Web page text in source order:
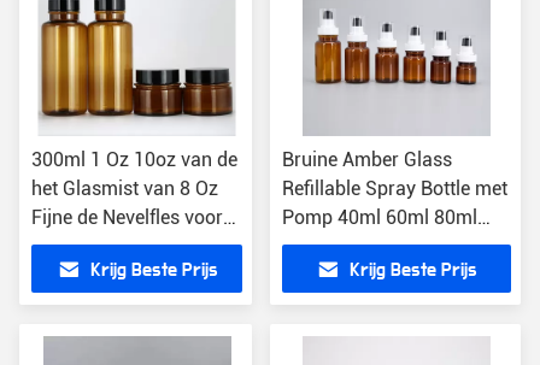
300ml 1 Oz 10oz van de
het Glasmist van 8 Oz
Fijne de Nevelfles voor
Gezicht Opnieuw te
gebruiken Amber Glass
Refill Bottles Cream
Krijg Beste Prijs
Bruine Amber Glass
Refillable Spray Bottle met
Pomp 40ml 60ml 80ml
100ml 120ml 160ml
Krijg Beste Prijs